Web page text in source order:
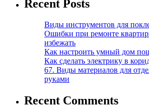
Recent Posts
Виды инструментов для
Ошибки при ремонте
избежать
Как настроить умный дом
Как сделать электрику в
67. Виды материалов для
руками
Recent Comments